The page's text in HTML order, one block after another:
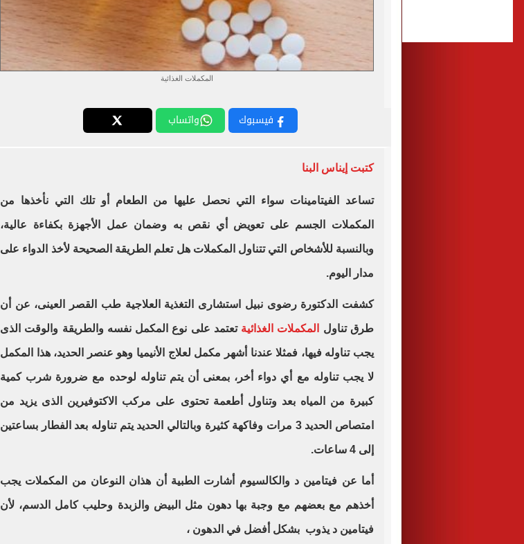
المكملات الغذائية
فيسبوك واتساب
كتبت إيناس البنا
تساعد الفيتامينات سواء التي نحصل عليها من الطعام أو تلك التي نأخذها من
المكملات الجسم على تعويض أي نقص به وضمان عمل الأجهزة بكفاءة عالية،
وبالنسبة للأشخاص التي تتناول المكملات هل تعلم الطريقة الصحيحة لأخذ الدواء على
مدار اليوم.
كشفت الدكتورة رضوى نبيل استشارى التغذية العلاجية طب القصر العينى، عن أن
طرق تناول المكملات الغذائية تعتمد على نوع المكمل نفسه والطريقة والوقت الذى
يجب تناوله فيها، فمثلا عندنا أشهر مكمل لعلاج الأنيميا وهو عنصر الحديد، هذا المكمل
لا يجب تناوله مع أي دواء أخر، بمعنى أن يتم تناوله لوحده مع ضرورة شرب كمية
كبيرة من المياه بعد وتناول أطعمة تحتوى على مركب الاكتوفيرين الذى يزيد من
امتصاص الحديد 3 مرات وفاكهة كثيرة وبالتالي الحديد يتم تناوله بعد الفطار بساعتين
إلى 4 ساعات.
أما عن فيتامين د والكالسيوم أشارت الطبية أن هذان النوعان من المكملات يجب
أخذهم مع بعضهم مع وجبة بها دهون مثل البيض والزبدة وحليب كامل الدسم، لأن
فيتامين د يذوب بشكل أفضل في الدهون ،